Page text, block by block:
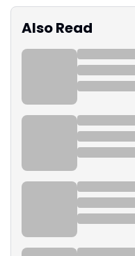
Also Read